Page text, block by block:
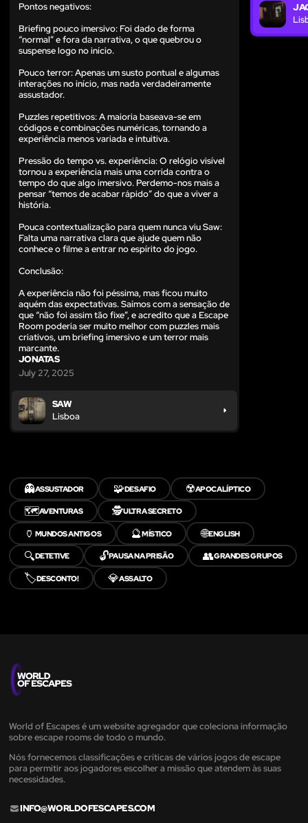
Pontos negativos:
Briefing pouco imersivo: Foi dado de forma
“normal” e fora da narrativa, o que quebrou o
suspense logo no início.
Pouco terror: Apenas um susto pontual e algumas
interações no início, mas nada verdadeiramente
assustador.
Puzzles repetitivos: A maioria baseava-se em
códigos e combinações numéricas, tornando a
experiência menos variada e intuitiva.
Pressão do tempo vs. experiência: O relógio visível
tornou a experiência mais uma corrida contra o
tempo do que algo imersivo. Perdemo-nos mais a
pensar “temos de acabar rápido” do que a viver a
história.
Pouca contextualização para quem nunca viu Saw:
Falta uma narrativa clara que ajude quem não
conhece o filme a entrar no espírito do jogo.
Conclusão:
A experiência não foi péssima, mas ficou muito
aquém das expectativas. Saímos com a sensação de
que “não foi assim tão fixe”, e acredito que a Escape
Room poderia ser muito melhor com puzzles mais
criativos, um briefing imersivo e um terror mais
marcante.
JONATAS
July 27, 2025
SAW
Lisboa
👻ASSUSTADOR 🧩DESAFIO ☢️APOCALÍPTICO
🗺️AVENTURAS 🕵️ULTRA SECRETO
🏺 MUNDOS ANTIGOS 🔮MÍSTICO 🌐ENGLISH
🔍DETETIVE 🔓PAUSA NA PRISÃO 👥GRANDES GRUPOS
🏷️DESCONTO! 💎ASSALTO
World of Escapes é um website agregador que coleciona informação
sobre escape rooms de todo o mundo.
Nós fornecemos classificações e críticas de vários jogos de escape
para permitir aos jogadores escolher a missão que atendem às suas
necessidades.
INFO@WORLDOFESCAPES.COM